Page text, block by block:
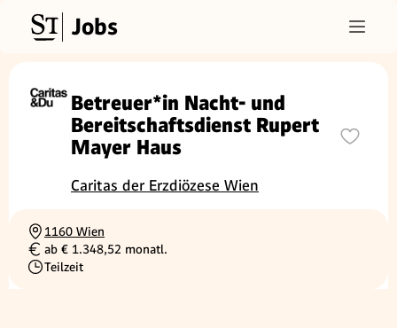
Jobs
Betreuer*in Nacht- und
Bereitschaftsdienst Rupert
Mayer Haus
Caritas der Erzdiözese Wien
Ortschaft
1160 Wien
Gehalt
ab € 1.348,52 monatl.
Beschäftigungsart
Teilzeit